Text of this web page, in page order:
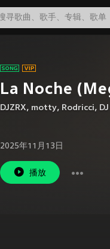
La Noche
DJZRX, motty, Rodricci,
2025年11月13日
播放